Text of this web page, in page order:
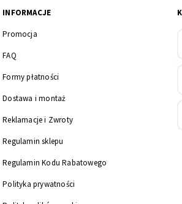
INFORMACJE
Promocja
FAQ
Formy płatności
Dostawa i montaż
Reklamacje i Zwroty
Regulamin sklepu
Regulamin Kodu Rabatowego
Polityka prywatności